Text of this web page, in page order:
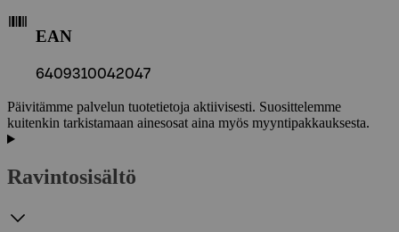
EAN
6409310042047
Päivitämme palvelun tuotetietoja aktiivisesti. Suosittelemme
kuitenkin tarkistamaan ainesosat aina myös myyntipakkauksesta.
Ravintosisältö